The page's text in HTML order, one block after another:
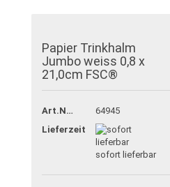
Papier Trinkhalm
Jumbo weiss 0,8 x
21,0cm FSC®
Art.Nr.:
64945
Lieferzeit:
sofort lieferbar